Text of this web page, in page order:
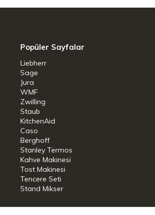
Popüler Sayfalar
Liebherr
Sage
Jura
WMF
Zwilling
Staub
KitchenAid
Caso
Berghoff
Stanley Termos
Kahve Makinesi
Tost Makinesi
Tencere Seti
Stand Mikser